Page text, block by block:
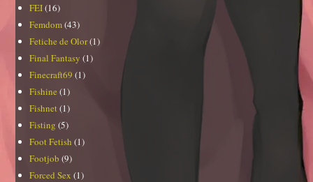
FEI(16)
Femdom (43)
Fetiche de Olor(1)
Final Fantasy (1)
Finecraft69 (1)
Fishine (1)
Fishnet (1)
Fisting (5)
Foot Fetish (1)
Footjob (9)
Forced Sex (1)